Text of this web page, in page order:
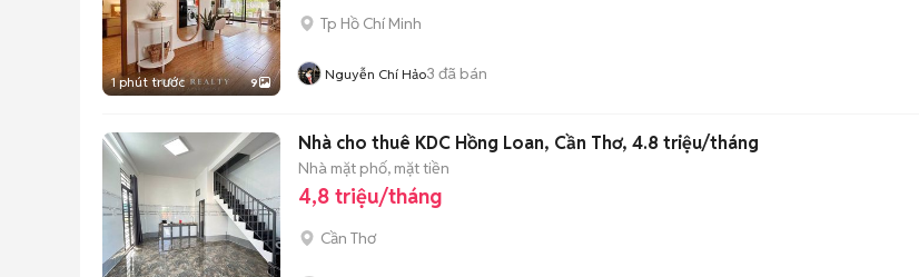
1 phút trước 9
Tp Hồ Chí Minh
Nguyễn Chí Hảo3 đã bán
Nhà cho thuê KDC Hồng Loan, Cần Thơ, 4.8 triệu/tháng
Nhà mặt phố, mặt tiền
4,8 triệu/tháng
Cần Thơ